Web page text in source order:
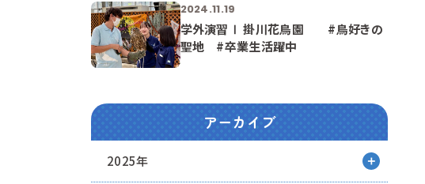
2024.11.19
学外演習Ⅰ 掛川花鳥園 #鳥好きの
聖地 #卒業生活躍中
アーカイブ
2025年